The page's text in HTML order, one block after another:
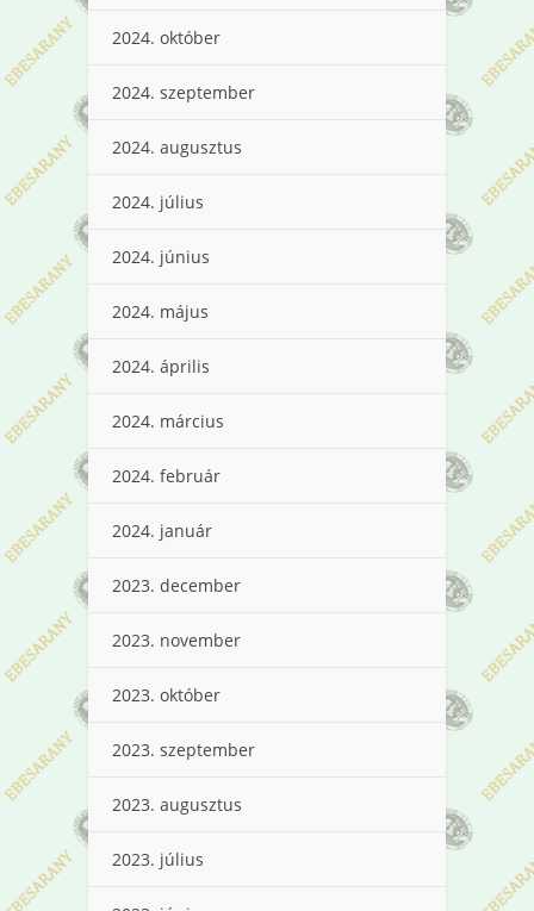
2024. október
2024. szeptember
2024. augusztus
2024. július
2024. június
2024. május
2024. április
2024. március
2024. február
2024. január
2023. december
2023. november
2023. október
2023. szeptember
2023. augusztus
2023. július